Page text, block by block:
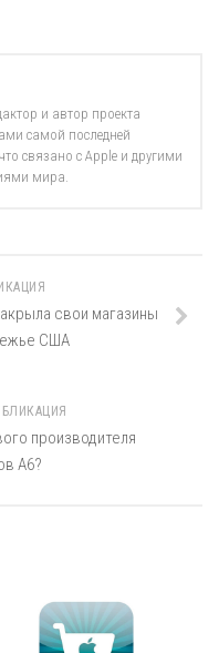
и автор проекта
самой последней
связано с Apple и другими
мира.
свои магазины
США
производителя
A6?